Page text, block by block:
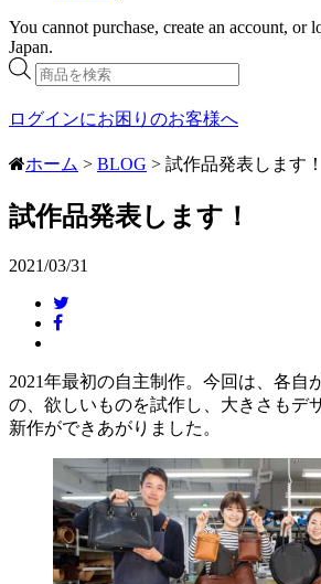
You cannot purchase, create an account, or
Japan.
商
品
検
ログインにお困りのお客様へ
ホーム > BLOG > 試作品発表します！
試作品発表します！
2021/03/31
2021年最初の自主制作。今回は、各自
の、欲しいものを試作し、大きさもデ
新作ができあがりました。